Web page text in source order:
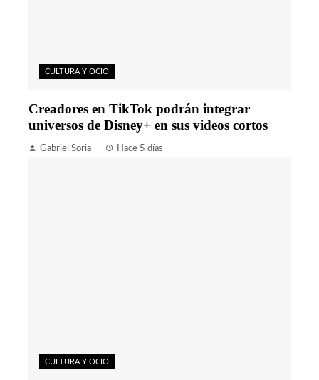
CULTURA Y OCIO
Creadores en TikTok podrán integrar
universos de Disney+ en sus videos cortos
Gabriel Soria Hace 5 días
CULTURA Y OCIO